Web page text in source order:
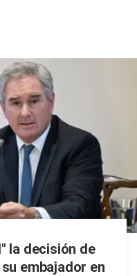
la decisión de
embajador en